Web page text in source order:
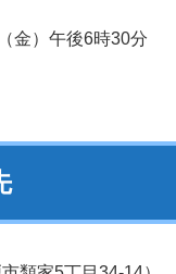
金）午後6時30分